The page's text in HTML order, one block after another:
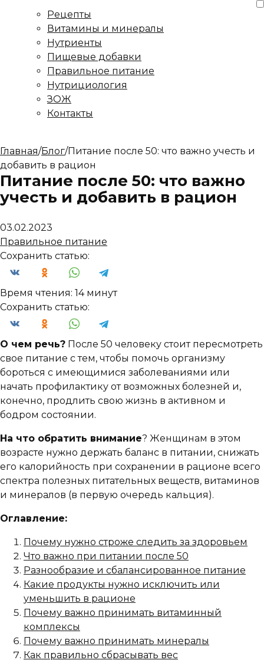
Рецепты
Витамины и минералы
Нутриенты
Пищевые добавки
Правильное питание
Нутрициология
ЗОЖ
Контакты
Главная/Блог/Питание после 50: что важно учесть и
добавить в рацион
Питание после 50: что важно
учесть и добавить в рацион
03.02.2023
Правильное питание
Сохранить статью:
Время чтения: 14 минут
Сохранить статью:
О чем речь? После 50 человеку стоит пересмотреть
свое питание с тем, чтобы помочь организму
бороться с имеющимися заболеваниями или
начать профилактику от возможных болезней и,
конечно, продлить свою жизнь в активном и
бодром состоянии.
На что обратить внимание? Женщинам в этом
возрасте нужно держать баланс в питании, снижать
его калорийность при сохранении в рационе всего
спектра полезных питательных веществ, витаминов
и минералов (в первую очередь кальция).
Оглавление:
Почему нужно строже следить за здоровьем
Что важно при питании после 50
Разнообразие и сбалансированное питание
Какие продукты нужно исключить или
уменьшить в рационе
Почему важно принимать витаминный
комплексы
Почему важно принимать минералы
Как правильно сбрасывать вес